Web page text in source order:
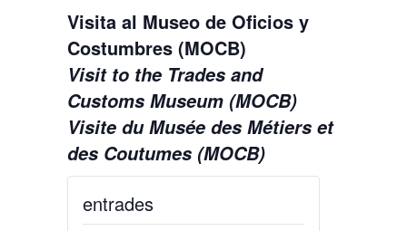
Visita al Museo de Oficios y
Costumbres (MOCB)
Visit to the Trades and
Customs Museum (MOCB)
Visite du Musée des Métiers et
des Coutumes (MOCB)
entrades